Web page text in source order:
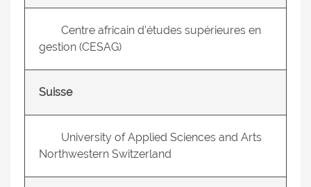
Centre africain d'études supérieures en
gestion (CESAG)
Suisse
University of Applied Sciences and Arts
Northwestern Switzerland